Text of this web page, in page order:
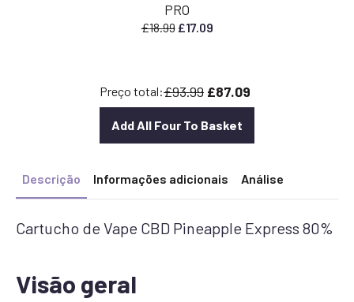
PRO
£18.99 O
£18.99.
£17.09O
£17.09.
Preço total:£93.99 £87.09
Add All Four To Basket
Descrição Informações adicionais Análise
Cartucho de Vape CBD Pineapple Express 80%
Visão geral